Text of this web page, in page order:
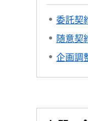
委託契
随意契
企画調